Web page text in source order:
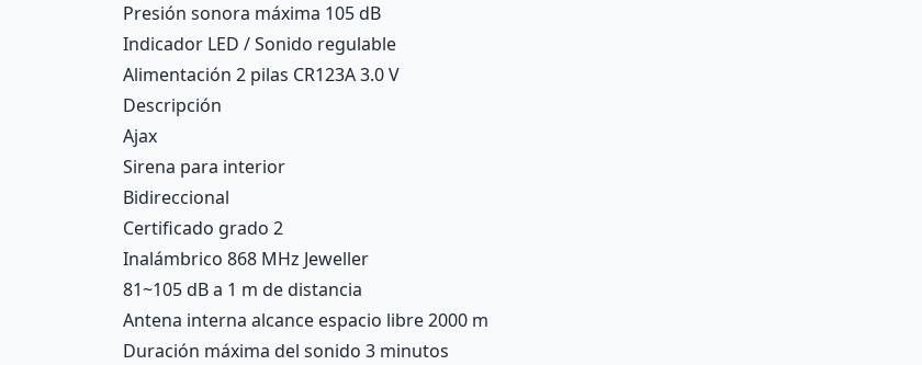
Presión sonora máxima 105 dB
Indicador LED / Sonido regulable
Alimentación 2 pilas CR123A 3.0 V
Descripción
Ajax
Sirena para interior
Bidireccional
Certificado grado 2
Inalámbrico 868 MHz Jeweller
81~105 dB a 1 m de distancia
Antena interna alcance espacio libre 2000 m
Duración máxima del sonido 3 minutos